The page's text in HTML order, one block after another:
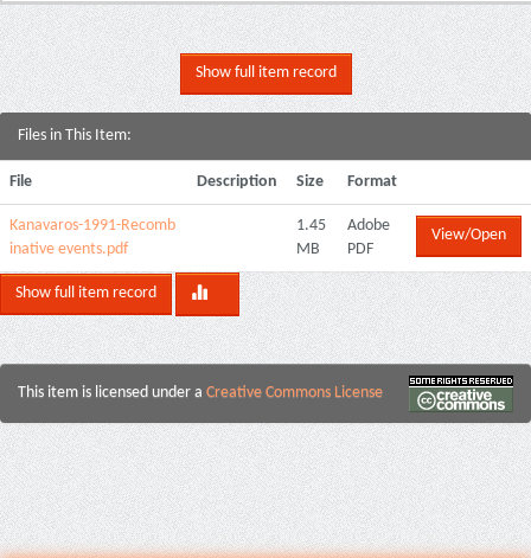
Show full item record
Files in This Item:
File Description Size Format
Kanavaros-1991-Recomb
inative events.pdf
1.45
MB
Adobe
PDF
View/Open
Show full item record
This item is licensed under a Creative Commons License